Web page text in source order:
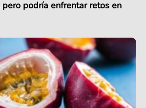
podría enfrentar retos en